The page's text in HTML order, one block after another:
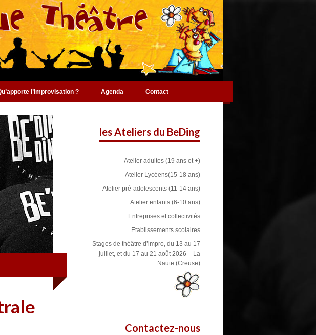
l’improvisation ? Agenda Contact
les Ateliers du BeDing
Atelier adultes (19 ans et +)
Atelier Lycéens(15-18 ans)
Atelier pré-adolescents (11-14 ans)
Atelier enfants (6-10 ans)
Entreprises et collectivités
Etablissements scolaires
Stages de théâtre d’impro, du 13 au 17
juillet, et du 17 au 21 août 2026 – La
Naute (Creuse)
Contactez-nous